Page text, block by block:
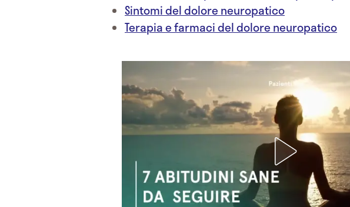
Sintomi del dolore neuropatico
Terapia e farmaci del dolore neuropatico